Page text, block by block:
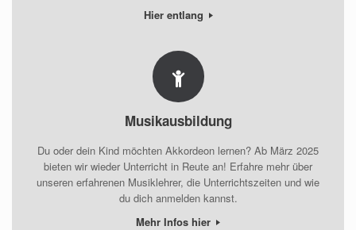
Hier entlang
Musikausbildung
Du oder dein Kind möchten Akkordeon lernen? Ab März 2025
bieten wir wieder Unterricht in Reute an! Erfahre mehr über
unseren erfahrenen Musiklehrer, die Unterrichtszeiten und wie
du dich anmelden kannst.
Mehr Infos hier